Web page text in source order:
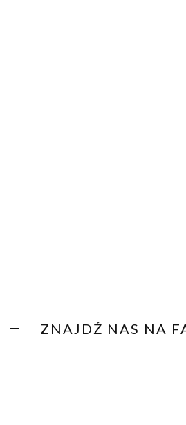
ZNAJDŹ NAS NA